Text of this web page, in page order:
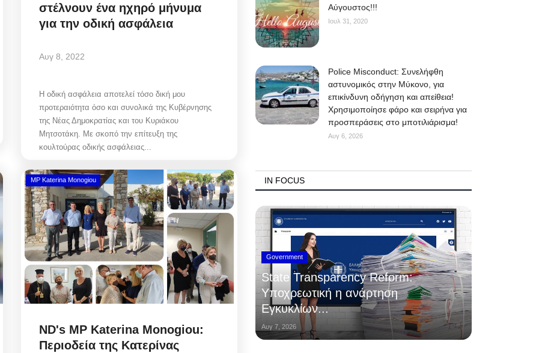
στέλνουν ένα ηχηρό μήνυμα
για την οδική ασφάλεια
Αυγ 8, 2022
Η οδική ασφάλεια αποτελεί τόσο δική μου
προτεραιότητα όσο και συνολικά της Κυβέρνησης
της Νέας Δημοκρατίας και του Κυριάκου
Μητσοτάκη. Με σκοπό την επίτευξη της
κουλτούρας οδικής ασφάλειας...
MP Katerina Monogiou
ND's MP Katerina Monogiou:
Περιοδεία της Κατερίνας
Αύγουστος!!!
Ιουλ 31, 2020
Police Misconduct: Συνελήφθη
αστυνομικός στην Μύκονο, για
επικίνδυνη οδήγηση και απείθεια!
Χρησιμοποίησε φάρο και σειρήνα για
προσπεράσεις στο μποτιλιάρισμα!
Αυγ 6, 2026
IN FOCUS
Government
State Transparency Reform:
Υποχρεωτική η ανάρτηση
Εγκυκλίων...
Αυγ 7, 2026